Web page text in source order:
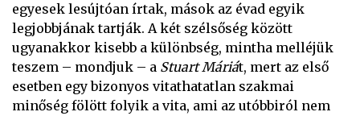
egyesek lesújtóan írtak, mások az évad egyik
legjobbjának tartják. A két szélsőség között
ugyanakkor kisebb a különbség, mintha melléjük
teszem – mondjuk – a Stuart Máriát, mert az első
esetben egy bizonyos vitathatatlan szakmai
minőség fölött folyik a vita, ami az utóbbiról nem